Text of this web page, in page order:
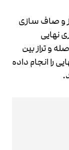
و صاف سازی
نهایی
و تراز بین
را انجام داده